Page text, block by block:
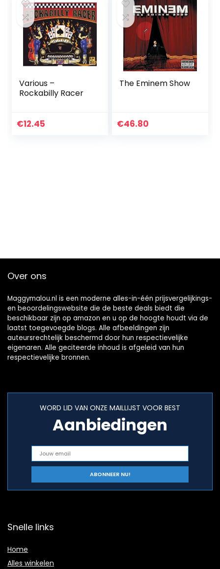
Various –
Rockabilly Racer
€12.45
The Eminem Show
€46.80
Over ons
Maggymalou.nl is een moderne alles-in-één prijsvergelijkings-
en beoordelingswebsite die de beste deals biedt die
beschikbaar zijn op amazon en u op de hoogte houdt via de
laatst toegevoegde blogs. Alle afbeeldingen zijn
auteursrechtelijk beschermd door hun respectievelijke
eigenaren. Alle geciteerde inhoud is afgeleid van hun
respectievelijke bronnen.
WORD LID VAN ONZE MAILLIJST VOOR BEST
Aanbiedingen
Snelle links
Home
Alles winkelen